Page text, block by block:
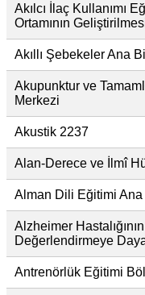
Akılcı İlaç Kullanımı
Ortamının
Akıllı Şebekeler Ana
Akupunktur ve
Merkezi
Akustik 2237
Alan-Derece ve İlmî
Alman Dili Eğitimi Ana
Alzheimer
Değerlendirmeye
Antrenörlük Eğitimi